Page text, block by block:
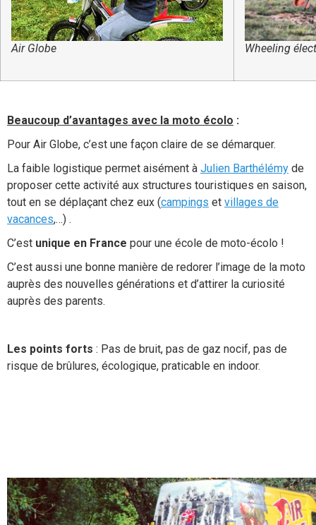
Air Globe Wheeling
Beaucoup d’avantages avec la moto écolo :
Pour Air Globe, c’est une façon claire de se démarquer.
La faible logistique permet aisément à Julien Barthélémy de
proposer cette activité aux structures touristiques en saison,
tout en se déplaçant chez eux (campings et villages de
vacances,…) .
C’est unique en France pour une école de moto-écolo !
C’est aussi une bonne manière de redorer l’image de la moto
auprès des nouvelles générations et d’attirer la curiosité
auprès des parents.
Les points forts : Pas de bruit, pas de gaz nocif, pas de
risque de brûlures, écologique, praticable en indoor.